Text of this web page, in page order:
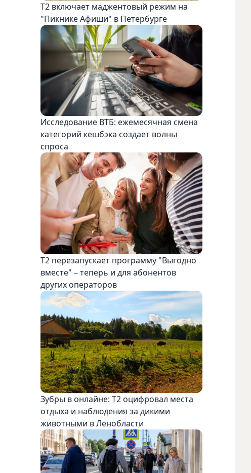
Т2 включает маджентовый режим на
"Пикнике Афиши" в Петербурге
Исследование ВТБ: ежемесячная смена
категорий кешбэка создает волны
спроса
Т2 перезапускает программу "Выгодно
вместе" – теперь и для абонентов
других операторов
Зубры в онлайне: Т2 оцифровал места
отдыха и наблюдения за дикими
животными в Ленобласти